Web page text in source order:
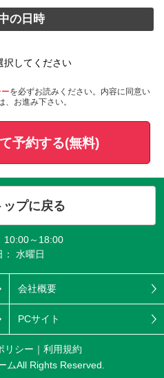
の日時
択してください
を必ずお読みください。内容に同意い
、お進み下さい。
予約する(無料)
プに戻る
10:00～18:00
： 水曜日
会社概要
PCサイト
リシー
利用規約
ムAll Rights Reserved.